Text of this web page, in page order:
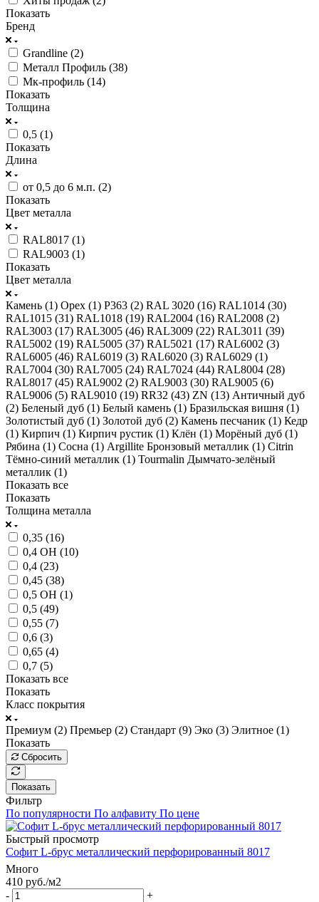
Показать
Бренд
Grandline (2)
Металл Профиль (38)
Мк-профиль (14)
Показать
Толщина
0,5 (1)
Показать
Длина
от 0,5 до 6 м.п. (2)
Показать
Цвет металла
RAL8017 (1)
RAL9003 (1)
Показать
Цвет металла
Камень (1) Орех (1) P363 (2) RAL 3020 (16) RAL1014 (30)
RAL1015 (31) RAL1018 (19) RAL2004 (16) RAL2008 (2)
RAL3003 (17) RAL3005 (46) RAL3009 (22) RAL3011 (39)
RAL5002 (19) RAL5005 (37) RAL5021 (17) RAL6002 (3)
RAL6005 (46) RAL6019 (3) RAL6020 (3) RAL6029 (1)
RAL7004 (30) RAL7005 (24) RAL7024 (44) RAL8004 (28)
RAL8017 (45) RAL9002 (2) RAL9003 (30) RAL9005 (6)
RAL9006 (5) RAL9010 (19) RR32 (43) ZN (13) Античный дуб
(2) Беленый дуб (1) Белый камень (1) Бразильская вишня (1)
Золотистый дуб (1) Золотой дуб (2) Камень песчаник (1) Кедр
(1) Кирпич (1) Кирпич рустик (1) Клён (1) Морёный дуб (1)
Рябина (1) Сосна (1) Argillite Бронзовый металлик (1) Citrin
Тёмно-синий металлик (1) Tourmalin Дымчато-зелёный
металлик (1)
Показать все
Показать
Толщина металла
0,35 (16)
0,4 ОН (10)
0,4 (23)
0,45 (38)
0,5 ОН (1)
0,5 (49)
0,55 (7)
0,6 (3)
0,65 (4)
0,7 (5)
Показать все
Показать
Класс покрытия
Премиум (2) Премьер (2) Стандарт (9) Эко (3) Элитное (1)
Показать
Сбросить
Показать
Фильтр
По популярности По алфавиту По цене
Быстрый просмотр
Софит L-брус металлический перфорированный 8017
Много
410 руб./м2
-
+